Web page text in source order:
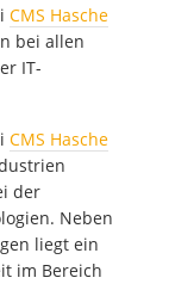
CMS Hasche
bei allen
IT-
CMS Hasche
der
Neben
liegt ein
im Bereich